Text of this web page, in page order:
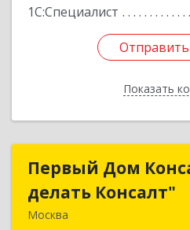
1С:Специалист
Отправить
Показать
Отправить
Первый Дом
делать Консалт"
Москва
Первый Дом